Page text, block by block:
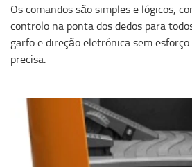
Os comandos são simples e lógicos,
controlo na ponta dos dedos para
garfo e direção eletrónica sem
precisa.